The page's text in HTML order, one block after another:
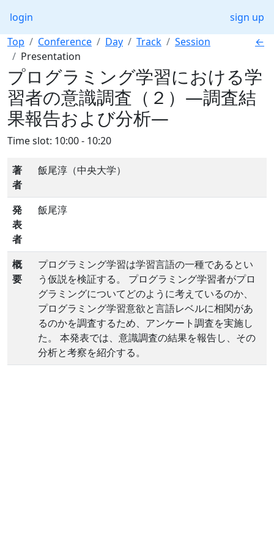
login
sign up
←
Top Conference Day Track
Session
Presentation
プログラミング学習における学
習者の意識調査（２）―調査結
果報告および分析―
Time slot: 10:00 - 10:20
著
者
飯尾淳（中央大学）
発
表
者
飯尾淳
概
要
プログラミング学習は学習言語の一種であるとい
う仮説を検証する。 プログラミング学習者がプロ
グラミングについてどのように考えているのか、
プログラミング学習意欲と言語レベルに相関があ
るのかを調査するため、アンケート調査を実施し
た。 本発表では、意識調査の結果を報告し、その
分析と考察を紹介する。